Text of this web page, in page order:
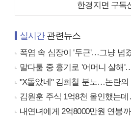
한경지면 구독
실시간관련뉴스
폭염 속 심장이 '두근'…그냥 넘
말다툼 중 흉기로 '어머니 살해
"X돌았네" 김희철 분노…논란의
김원훈 주식 1억8천 올인했는
내연녀에게 2억8000만원 연봉